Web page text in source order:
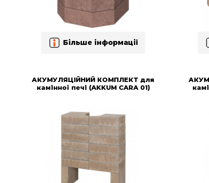
Більше інформації
АКУМУЛЯЦІЙНИЙ КОМПЛЕКТ для
камінної печі (AKKUM CARA 01)